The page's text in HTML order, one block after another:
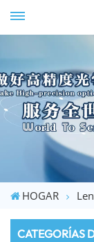
HOGAR
CATEGORÍAS